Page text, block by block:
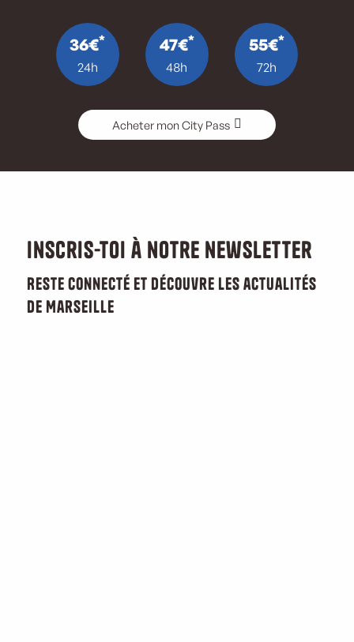
36€*
24h
47€*
48h
55€*
72h
Acheter mon City Pass
Inscris-toi à notre newsletter
Reste connecté et découvre les actualités
de Marseille